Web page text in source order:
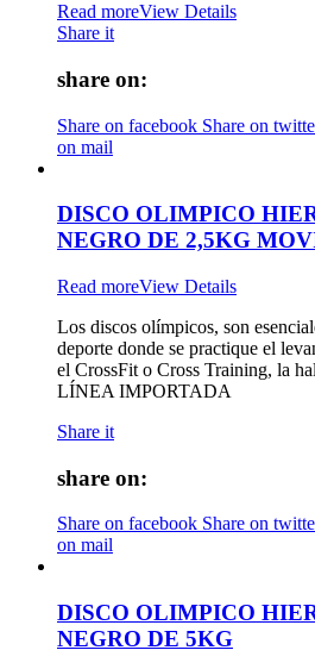
Read moreView Details
Share it
share on:
Share on facebook Share on
on mail
DISCO OLIMPICO
NEGRO DE 2,5KG
Read moreView Details
Los discos olímpicos, son
deporte donde se practique el
el CrossFit o Cross Training, la
LÍNEA IMPORTADA
Share it
share on:
Share on facebook Share on
on mail
DISCO OLIMPICO
NEGRO DE 5KG